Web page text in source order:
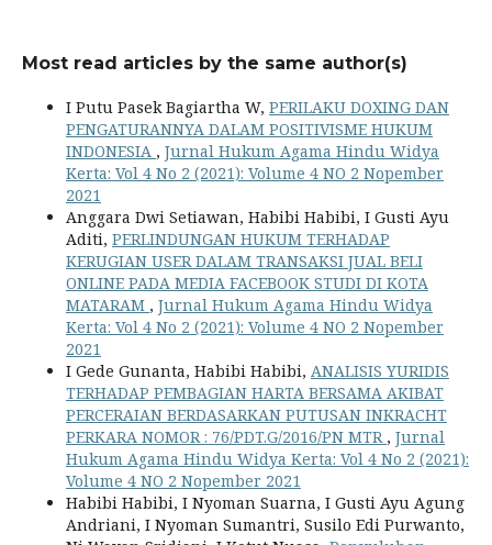
Most read articles by the same author(s)
I Putu Pasek Bagiartha W, PERILAKU DOXING DAN
PENGATURANNYA DALAM POSITIVISME HUKUM
INDONESIA , Jurnal Hukum Agama Hindu Widya
Kerta: Vol 4 No 2 (2021): Volume 4 NO 2 Nopember
2021
Anggara Dwi Setiawan, Habibi Habibi, I Gusti Ayu
Aditi, PERLINDUNGAN HUKUM TERHADAP
KERUGIAN USER DALAM TRANSAKSI JUAL BELI
ONLINE PADA MEDIA FACEBOOK STUDI DI KOTA
MATARAM , Jurnal Hukum Agama Hindu Widya
Kerta: Vol 4 No 2 (2021): Volume 4 NO 2 Nopember
2021
I Gede Gunanta, Habibi Habibi, ANALISIS YURIDIS
TERHADAP PEMBAGIAN HARTA BERSAMA AKIBAT
PERCERAIAN BERDASARKAN PUTUSAN INKRACHT
PERKARA NOMOR : 76/PDT.G/2016/PN MTR , Jurnal
Hukum Agama Hindu Widya Kerta: Vol 4 No 2 (2021):
Volume 4 NO 2 Nopember 2021
Habibi Habibi, I Nyoman Suarna, I Gusti Ayu Agung
Andriani, I Nyoman Sumantri, Susilo Edi Purwanto,